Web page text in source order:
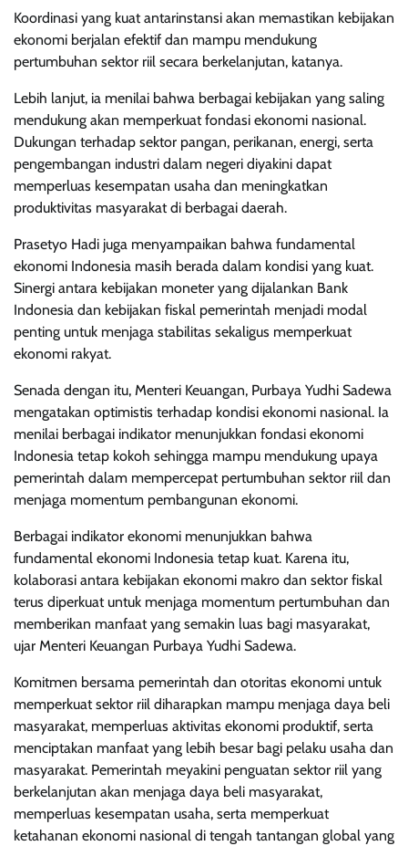
Koordinasi yang kuat antarinstansi akan memastikan kebijakan
ekonomi berjalan efektif dan mampu mendukung
pertumbuhan sektor riil secara berkelanjutan, katanya.
Lebih lanjut, ia menilai bahwa berbagai kebijakan yang saling
mendukung akan memperkuat fondasi ekonomi nasional.
Dukungan terhadap sektor pangan, perikanan, energi, serta
pengembangan industri dalam negeri diyakini dapat
memperluas kesempatan usaha dan meningkatkan
produktivitas masyarakat di berbagai daerah.
Prasetyo Hadi juga menyampaikan bahwa fundamental
ekonomi Indonesia masih berada dalam kondisi yang kuat.
Sinergi antara kebijakan moneter yang dijalankan Bank
Indonesia dan kebijakan fiskal pemerintah menjadi modal
penting untuk menjaga stabilitas sekaligus memperkuat
ekonomi rakyat.
Senada dengan itu, Menteri Keuangan, Purbaya Yudhi Sadewa
mengatakan optimistis terhadap kondisi ekonomi nasional. Ia
menilai berbagai indikator menunjukkan fondasi ekonomi
Indonesia tetap kokoh sehingga mampu mendukung upaya
pemerintah dalam mempercepat pertumbuhan sektor riil dan
menjaga momentum pembangunan ekonomi.
Berbagai indikator ekonomi menunjukkan bahwa
fundamental ekonomi Indonesia tetap kuat. Karena itu,
kolaborasi antara kebijakan ekonomi makro dan sektor fiskal
terus diperkuat untuk menjaga momentum pertumbuhan dan
memberikan manfaat yang semakin luas bagi masyarakat,
ujar Menteri Keuangan Purbaya Yudhi Sadewa.
Komitmen bersama pemerintah dan otoritas ekonomi untuk
memperkuat sektor riil diharapkan mampu menjaga daya beli
masyarakat, memperluas aktivitas ekonomi produktif, serta
menciptakan manfaat yang lebih besar bagi pelaku usaha dan
masyarakat. Pemerintah meyakini penguatan sektor riil yang
berkelanjutan akan menjaga daya beli masyarakat,
memperluas kesempatan usaha, serta memperkuat
ketahanan ekonomi nasional di tengah tantangan global yang